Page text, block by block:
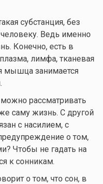
субстанция, без
Ведь именно
Конечно, есть в
лимфа, тканевая
мышца занимается
рассматривать
саму жизнь. С другой
с насилием, с
о том,
Чтобы не гадать на
к сонникам.
о том, что сон, в